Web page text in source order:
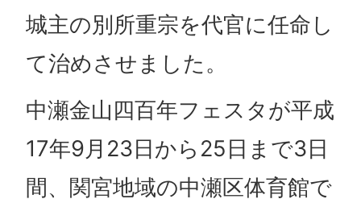
城主の別所重宗を代官に任命し
て治めさせました。
中瀬金山四百年フェスタが平成
17年9月23日から25日まで3日
間、関宮地域の中瀬区体育館で